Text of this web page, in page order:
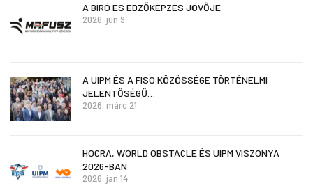
A BÍRÓ ÉS EDZŐKÉPZÉS JÖVŐJE
2026. jún 9
A UIPM ÉS A FISO KÖZÖSSÉGE TÖRTÉNELMI
JELENTŐSÉGŰ…
2026. márc 21
HOCRA, WORLD OBSTACLE ÉS UIPM VISZONYA
2026-BAN
2026. jan 14